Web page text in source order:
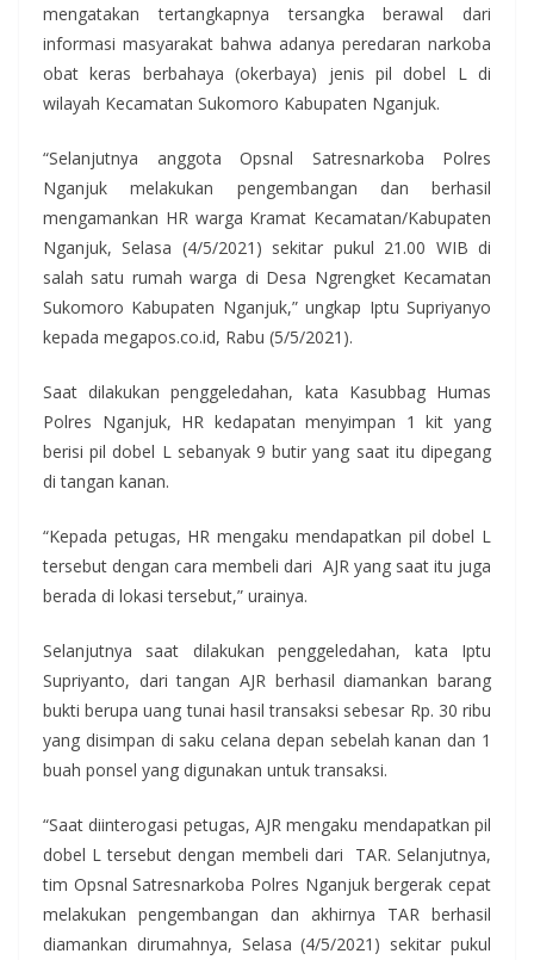
mengatakan tertangkapnya tersangka berawal dari
informasi masyarakat bahwa adanya peredaran narkoba
obat keras berbahaya (okerbaya) jenis pil dobel L di
wilayah Kecamatan Sukomoro Kabupaten Nganjuk.
“Selanjutnya anggota Opsnal Satresnarkoba Polres
Nganjuk melakukan pengembangan dan berhasil
mengamankan HR warga Kramat Kecamatan/Kabupaten
Nganjuk, Selasa (4/5/2021) sekitar pukul 21.00 WIB di
salah satu rumah warga di Desa Ngrengket Kecamatan
Sukomoro Kabupaten Nganjuk,” ungkap Iptu Supriyanyo
kepada megapos.co.id, Rabu (5/5/2021).
Saat dilakukan penggeledahan, kata Kasubbag Humas
Polres Nganjuk, HR kedapatan menyimpan 1 kit yang
berisi pil dobel L sebanyak 9 butir yang saat itu dipegang
di tangan kanan.
“Kepada petugas, HR mengaku mendapatkan pil dobel L
tersebut dengan cara membeli dari AJR yang saat itu juga
berada di lokasi tersebut,” urainya.
Selanjutnya saat dilakukan penggeledahan, kata Iptu
Supriyanto, dari tangan AJR berhasil diamankan barang
bukti berupa uang tunai hasil transaksi sebesar Rp. 30 ribu
yang disimpan di saku celana depan sebelah kanan dan 1
buah ponsel yang digunakan untuk transaksi.
“Saat diinterogasi petugas, AJR mengaku mendapatkan pil
dobel L tersebut dengan membeli dari TAR. Selanjutnya,
tim Opsnal Satresnarkoba Polres Nganjuk bergerak cepat
melakukan pengembangan dan akhirnya TAR berhasil
diamankan dirumahnya, Selasa (4/5/2021) sekitar pukul